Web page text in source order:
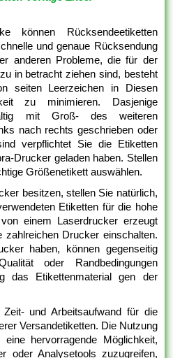
können Rücksendeetiketten
und genaue Rücksendung
anderen Probleme, die für der
in betracht ziehen sind, besteht
seiten Leerzeichen in Diesen
zu minimieren. Dasjenige
mit Groß- des weiteren
nach rechts geschrieben oder
verpflichtet Sie die Etiketten
Drucker geladen haben. Stellen
Größenetikett auswählen.
besitzen, stellen Sie natürlich,
Etiketten für die hohe
einem Laserdrucker erzeugt
Drucker einschalten.
haben, können gegenseitig
oder Randbedingungen
das Etikettenmaterial gen der
und Arbeitsaufwand für die
Versandetiketten. Die Nutzung
hervorragende Möglichkeit,
oder Analysetools zuzugreifen,